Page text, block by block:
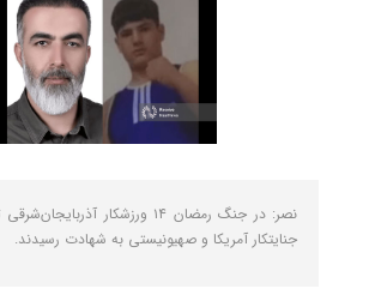
نصر: در جنگ رمضان ۱۴ ورزشکار
جنایتکار آمریکا و صهیونیستی به شهادت رسیدند.